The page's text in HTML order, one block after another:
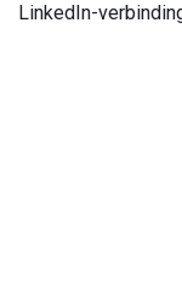
LinkedIn-